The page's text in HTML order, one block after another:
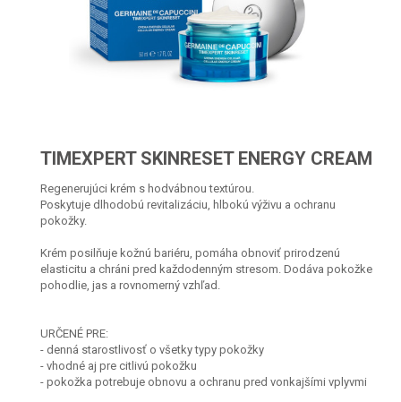
TIMEXPERT SKINRESET ENERGY CREAM
Regenerujúci krém s hodvábnou textúrou.
Poskytuje dlhodobú revitalizáciu, hlbokú výživu a ochranu
pokožky.
Krém posilňuje kožnú bariéru, pomáha obnoviť prirodzenú
elasticitu a chráni pred každodenným stresom. Dodáva pokožke
pohodlie, jas a rovnomerný vzhľad.
URČENÉ PRE:
- denná starostlivosť o všetky typy pokožky
- vhodné aj pre citlivú pokožku
- pokožka potrebuje obnovu a ochranu pred vonkajšími vplyvmi